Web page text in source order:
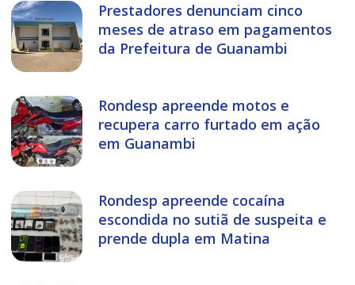
Prestadores denunciam cinco
meses de atraso em pagamentos
da Prefeitura de Guanambi
Rondesp apreende motos e
recupera carro furtado em ação
em Guanambi
Rondesp apreende cocaína
escondida no sutiã de suspeita e
prende dupla em Matina